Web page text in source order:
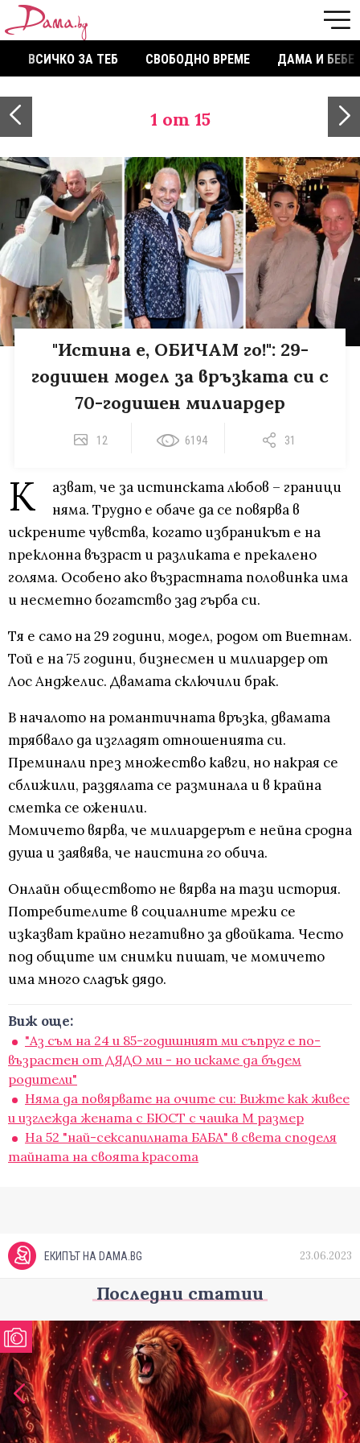
ВСИЧКО ЗА ТЕБ СВОБОДНО ВРЕМЕ ДАМА И БЕБЕ
1 от 15
"Истина е, ОБИЧАМ го!": 29-
годишен модел за връзката си с
70-годишен милиардер
12 6194 31
К
азват, че за истинската любов – граници
няма. Трудно е обаче да се повярва в
искрените чувства, когато избраникът е на
преклонна възраст и разликата е прекалено
голяма. Особено ако възрастната половинка има
и несметно богатство зад гърба си.
Тя е само на 29 години, модел, родом от Виетнам.
Той е на 75 години, бизнесмен и милиардер от
Лос Анджелис. Двамата сключили брак.
В началото на романтичната връзка, двамата
трябвало да изгладят отношенията си.
Преминали през множество кавги, но накрая се
сближили, раздялата се разминала и в крайна
сметка се оженили.
Момичето вярва, че милиардерът е нейна сродна
душа и заявява, че наистина го обича.
Онлайн обществото не вярва на тази история.
Потребителите в социалните мрежи се
изказват крайно негативно за двойката. Често
под общите им снимки пишат, че момичето
има много сладък дядо.
Виж още:
"Аз съм на 24 и 85-годишният ми съпруг е по-
възрастен от ДЯДО ми - но искаме да бъдем
родители"
Няма да повярвате на очите си: Вижте как живее
и изглежда жената с БЮСТ с чашка M размер
На 52 "най-сексапилната БАБА" в света споделя
тайната на своята красота
ЕКИПЪТ НА DAMA.BG 23.06.2023
Последни статии